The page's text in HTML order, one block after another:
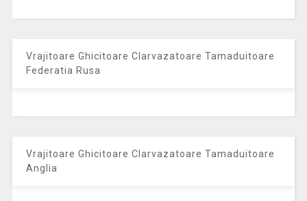
Vrajitoare Ghicitoare Clarvazatoare Tamaduitoare
Federatia Rusa
Vrajitoare Ghicitoare Clarvazatoare Tamaduitoare
Anglia